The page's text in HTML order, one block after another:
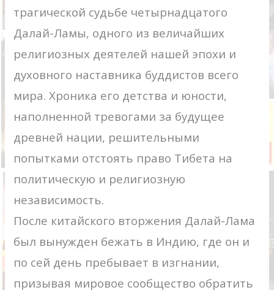
трагической судьбе четырнадцатого
Далай-Ламы, одного из величайших
религиозных деятелей нашей эпохи и
духовного наставника буддистов всего
мира. Хроника его детства и юности,
наполненной тревогами за будущее
древней нации, решительными
попытками отстоять право Тибета на
политическую и религиозную
независимость.
После китайского вторжения Далай-Лама
был вынужден бежать в Индию, где он и
по сей день пребывает в изгнании,
призывая мировое сообщество обратить